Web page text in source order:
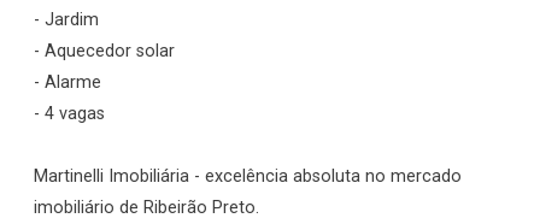
- Jardim
- Aquecedor solar
- Alarme
- 4 vagas
Martinelli Imobiliária - excelência absoluta no mercado
imobiliário de Ribeirão Preto.